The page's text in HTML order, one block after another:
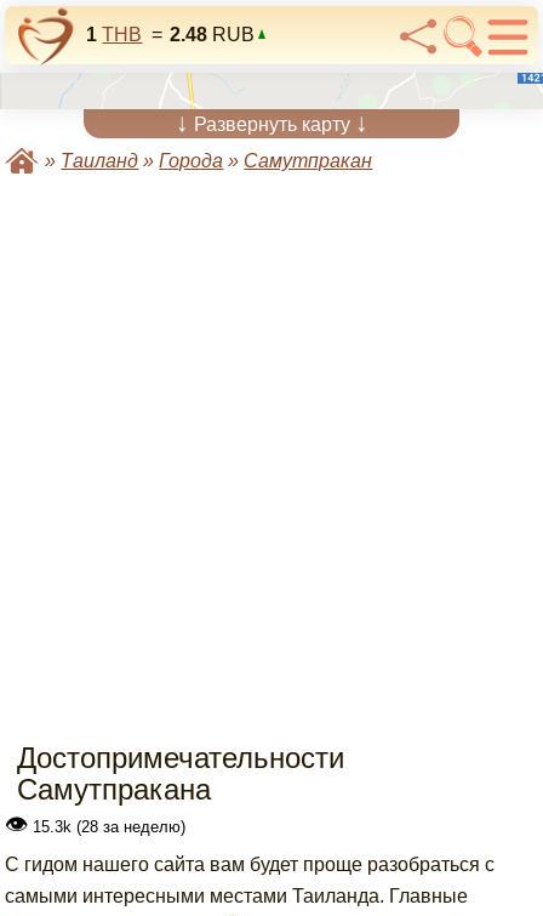
1 THB = 2.48 RUB
↓ Развернуть карту ↓
» Таиланд »Города » Самутпракан
Достопримечательности
Самутпракана
👁 15.3k (28 за неделю)
С гидом нашего сайта вам будет проще разобраться с
самыми интересными местами Таиланда. Главные